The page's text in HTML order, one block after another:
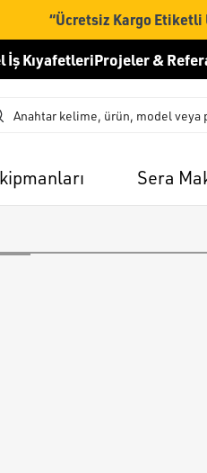
“Ücretsiz Kargo Etiketli
İş KıyafetleriProjeler &
Sera